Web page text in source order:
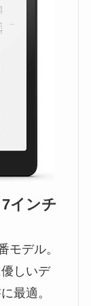
インチ
モデル。
しいデ
最適。